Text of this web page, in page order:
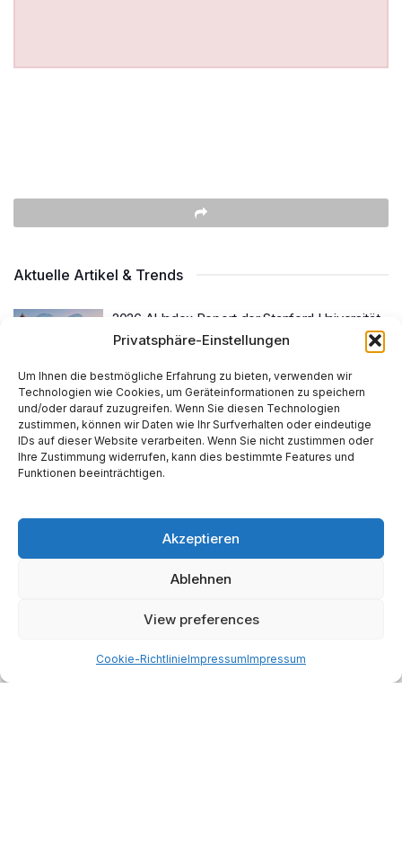
Privatsphäre-Einstellungen
Um Ihnen die bestmögliche Erfahrung zu bieten, verwenden wir
Technologien wie Cookies, um Geräteinformationen zu speichern
und/oder darauf zuzugreifen. Wenn Sie diesen Technologien
zustimmen, können wir Daten wie Ihr Surfverhalten oder eindeutige
IDs auf dieser Website verarbeiten. Wenn Sie nicht zustimmen oder
Ihre Zustimmung widerrufen, kann dies bestimmte Features und
Funktionen beeinträchtigen.
Akzeptieren
Ablehnen
View preferences
Cookie-RichtlinieImpressumImpressum
Aktuelle Artikel & Trends
2026 AI Index Report der Stanford Universität
BY MARTIN KÄSSLER APRIL 14, 2026
Virgo cluster of galaxies (Panorama with the
Seestar S30 pro)
BY MARTIN KÄSSLER APRIL 9, 2026 0
Periods when to make money: Ein Deep Dive
BY MARTIN KÄSSLER APRIL 3, 2026 0
Vibe Coding in der Praxis: Wie KI einen
Astrofotografie-Pain-Point löst